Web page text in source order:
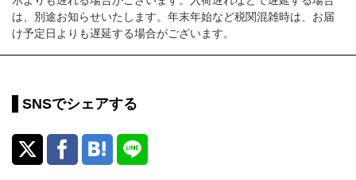
は、別途お知らせいたします。年末年始など税関混雑時は、お届
け予定日よりも遅延する場合がございます。
SNSでシェアする